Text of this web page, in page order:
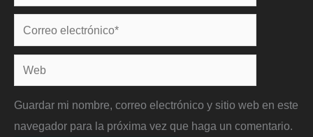
Correo
electrónico*
Web
Guardar mi nombre, correo electrónico y sitio web en este
navegador para la próxima vez que haga un comentario.